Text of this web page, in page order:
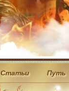
Статьи Путь